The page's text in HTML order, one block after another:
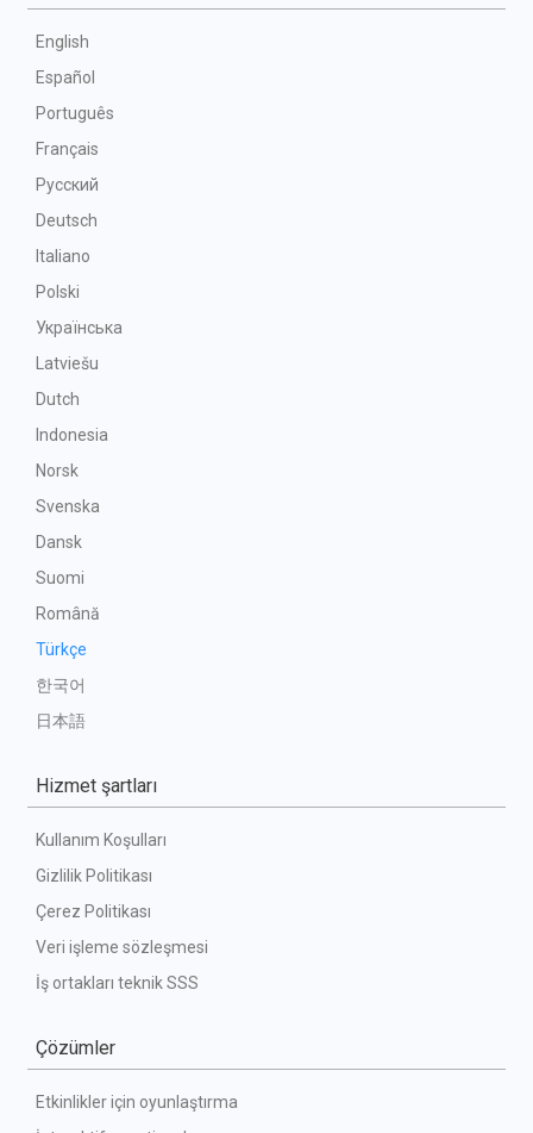
English
Español
Português
Français
Русский
Deutsch
Italiano
Polski
Українська
Latviešu
Dutch
Indonesia
Norsk
Svenska
Dansk
Suomi
Română
Türkçe
한국어
日本語
Hizmet şartları
Kullanım Koşulları
Gizlilik Politikası
Çerez Politikası
Veri işleme sözleşmesi
İş ortakları teknik SSS
Çözümler
Etkinlikler için oyunlaştırma